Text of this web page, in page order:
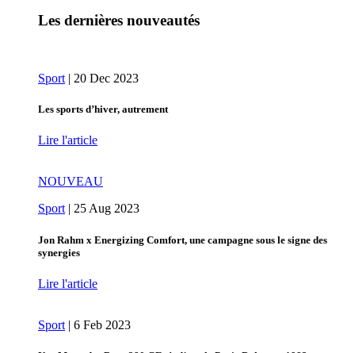
Les dernières nouveautés
Sport | 20 Dec 2023
Les sports d’hiver, autrement
Lire l'article
NOUVEAU
Sport| 25 Aug 2023
Jon Rahm x Energizing Comfort, une campagne sous le signe des
synergies
Lire l'article
Sport | 6 Feb 2023